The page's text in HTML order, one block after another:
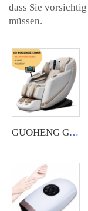
dass Sie
müssen.
GUOHENG Großhandel intelligente Luxusmassagestühle A10 5D Zero Gravity AI Sprachmassage